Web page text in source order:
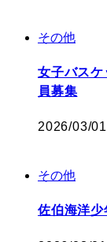
その他
女子バス
員募集
2026/03/01
その他
佐伯海洋少